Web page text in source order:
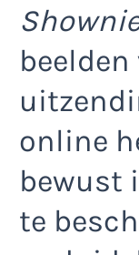
online
bewust
te